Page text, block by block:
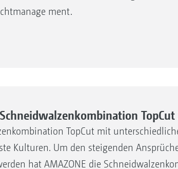
ment.
TopCut mit
Kulturen. Um den steigenden
hat AMAZONE die